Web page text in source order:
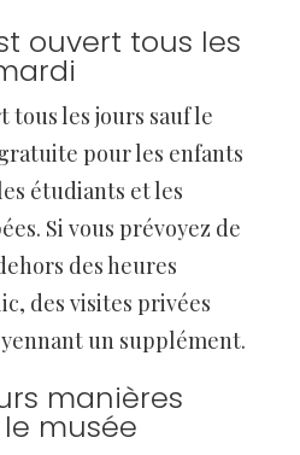
ouvert tous les
tous les jours sauf le
pour les enfants
étudiants et les
Si vous prévoyez de
des heures
des visites privées
un supplément.
manières
musée